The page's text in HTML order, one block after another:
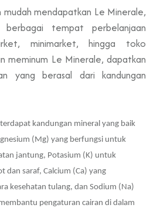
mudah mendapatkan Le Minerale,
tempat perbelanjaan
minimarket, hingga toko
meminum Le Minerale, dapatkan
yang berasal dari kandungan
kandungan mineral yang baik
(Mg) yang berfungsi untuk
jantung, Potasium (K) untuk
dan saraf, Calcium (Ca) yang
kesehatan tulang, dan Sodium (Na)
pengaturan cairan di dalam